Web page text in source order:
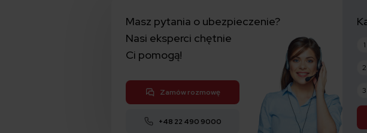
Masz pytania o ubezpieczenie?
Nasi eksperci chętnie
Ci pomogą!
Zamów rozmowę
+48 22 490 9000
1
2
3